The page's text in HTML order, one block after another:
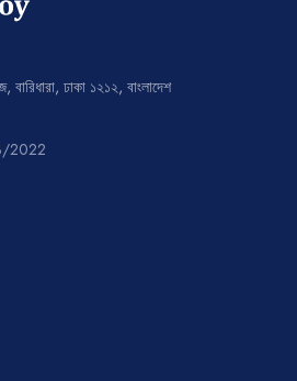
ঢাকা ১২১২, বাংলাদেশ
2022